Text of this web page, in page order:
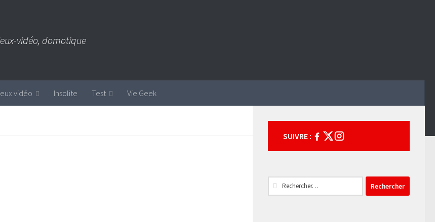
vidéo, domotique
vidéo Insolite Test Vie Geek
SUIVRE :
Rechercher :